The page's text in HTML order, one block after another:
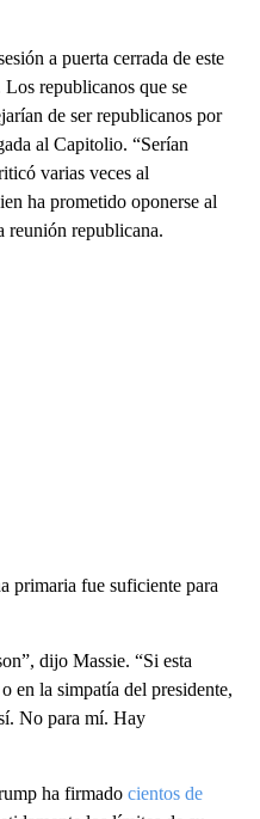
a puerta cerrada de este
republicanos que se
de ser republicanos por
al Capitolio. “Serían
varias veces al
ha prometido oponerse al
reunión republicana.
primaria fue suficiente para
dijo Massie. “Si esta
en la simpatía del presidente,
No para mí. Hay
ha firmado cientos de